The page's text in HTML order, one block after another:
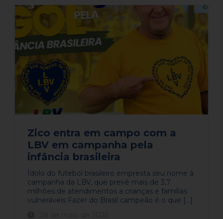
Zico entra em campo com a
LBV em campanha pela
infância brasileira
​​Ídolo do futebol brasileiro empresta seu nome à
campanha da LBV, que prevê mais de 3,7
milhões de atendimentos a crianças e famílias
vulneráveis​ Fazer do Brasil campeão é o que [...]